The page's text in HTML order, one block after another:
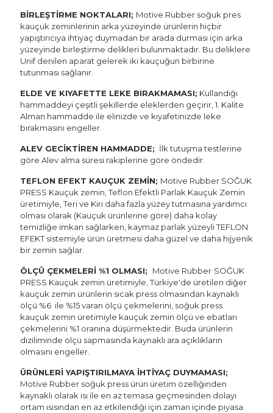
BİRLEŞTİRME NOKTALARI; Motive Rubber soğuk pres
kauçuk zeminlerinin arka yüzeyinde ürünlerin hiçbir
yapıştırıcıya ihtiyaç duymadan bir arada durması için arka
yüzeyinde birleştirme delikleri bulunmaktadır. Bu deliklere
Unif denilen aparat gelerek iki kauçuğun birbirine
tutunması sağlanır.
ELDE VE KIYAFETTE LEKE BIRAKMAMASI; Kullandığı
hammaddeyi çeşitli şekillerde eleklerden geçirir, 1. Kalite
Alman hammadde ile elinizde ve kıyafetinizde leke
bırakmasını engeller.
ALEV GECİKTİREN HAMMADDE; İlk tutuşma testlerine
göre Alev alma süresi rakiplerine göre öndedir.
TEFLON EFEKT KAUÇUK ZEMİN; Motive Rubber SOĞUK
PRESS Kauçuk zemin, Teflon Efektli Parlak Kauçuk Zemin
üretimiyle, Teri ve Kiri daha fazla yüzey tutmasına yardımcı
olması olarak (Kauçuk ürünlerine göre) daha kolay
temizliğe imkan sağlarken, kaymaz parlak yüzeyli TEFLON
EFEKT sistemiyle ürün üretmesi daha güzel ve daha hijyenik
bir zemin sağlar.
ÖLÇÜ ÇEKMELERİ %1 OLMASI; Motive Rubber SOĞUK
PRESS Kauçuk zemin üretimiyle, Türkiye'de üretilen diğer
kauçuk zemin ürünlerin sıcak press olmasından kaynaklı
ölçü %6 ile %15 varan ölçü çekmelerini, soğuk press
kauçuk zemin üretimiyle kauçuk zemin ölçü ve ebatları
çekmelerini %1 oranına düşürmektedir. Buda ürünlerin
diziliminde ölçü sapmasında kaynaklı ara açıklıkların
olmasını engeller.
ÜRÜNLERİ YAPIŞTIRILMAYA İHTİYAÇ DUYMAMASI;
Motive Rubber soğuk press ürün üretim özelliğinden
kaynaklı olarak ısı ile en az temasa geçmesinden dolayı
ortam ısısından en az etkilendiği için zaman içinde piyasa